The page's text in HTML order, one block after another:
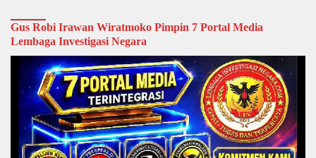
Gus Robi Irawan Wiratmoko Pimpin 7 Portal Media
Lembaga Investigasi Negara
Video
Player